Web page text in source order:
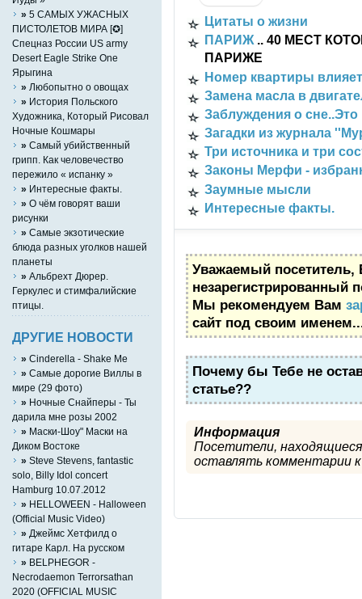
Цитаты о жизни
ПАРИЖ.. 40 МЕСТ
ПАРИЖЕ
Номер квартиры
Замена масла в
Заблуждения о сне..Это
Загадки из журнала
Три источника и три
Законы Мерфи -
Заумные мысли
Интересные факты.
Уважаемый посетитель,
незарегистрированный
Мы рекомендуем Вам
сайт под своим
Почему бы Тебе не
статье??
Информация
Посетители,
оставлять комментарии к
» 5 САМЫХ УЖАСНЫХ
ПИСТОЛЕТОВ МИРА [✪]
Спецназ России US army
Desert Eagle Strike One
Ярыгина
» Любопытно о овощах
» История Польского
Художника, Который Рисовал
Ночные Кошмары
» Самый убийственный
грипп. Как человечество
пережило « испанку »
» Интересные факты.
» О чём говорят ваши
рисунки
» Самые экзотические
блюда разных уголков нашей
планеты
» Альбрехт Дюрер.
Геркулес и стимфалийские
птицы.
ДРУГИЕ НОВОСТИ
» Cinderella - Shake Me
» Самые дорогие Виллы в
мире (29 фото)
» Ночные Снайперы - Ты
дарила мне розы 2002
» Маски-Шоу" Маски на
Диком Востоке
» Steve Stevens, fantastic
solo, Billy Idol concert
Hamburg 10.07.2012
» HELLOWEEN - Halloween
(Official Music Video)
» Джеймс Хетфилд о
гитаре Карл. На русском
» BELPHEGOR -
Necrodaemon Terrorsathan
2020 (OFFICIAL MUSIC